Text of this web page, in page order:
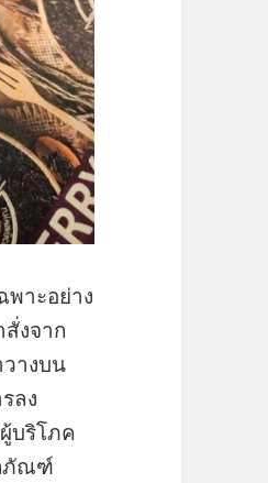
าะอย่าง
งจาก
างบน
ลง
ผู้บริโภค
ภัณฑ์